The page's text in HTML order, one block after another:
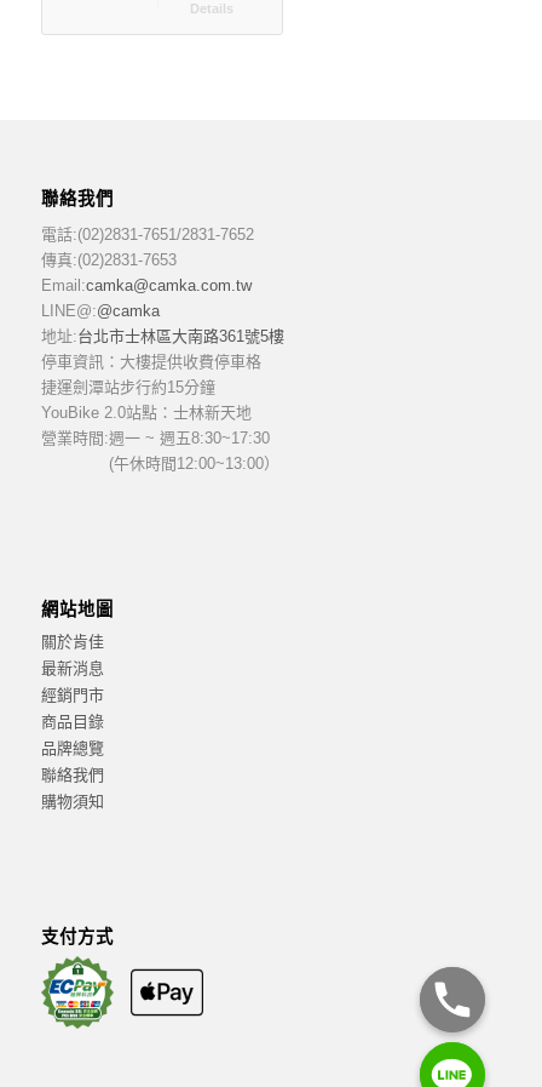
Details
聯絡我們
電話:(02)2831-7651/2831-7652
傳真:(02)2831-7653
Email:camka@camka.com.tw
LINE@:@camka
地址:台北市士林區大南路361號5樓
停車資訊：大樓提供收費停車格
捷運劍潭站步行約15分鐘
YouBike 2.0站點：士林新天地
營業時間:週一 ~ 週五8:30~17:30
(午休時間12:00~13:00）
網站地圖
關於肯佳
最新消息
經銷門市
商品目錄
品牌總覽
聯絡我們
購物須知
支付方式